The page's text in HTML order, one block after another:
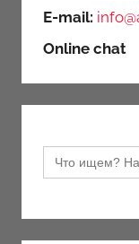
E-mail:
Online chat
Search
for: